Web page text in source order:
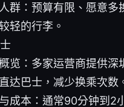
群：预算有限、愿意多
轻的行李。
览：多家运营商提供深
达巴士，减少换乘次数
成本：通常90分钟到2